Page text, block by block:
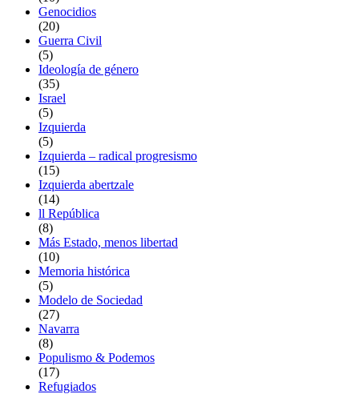
Genocidios
(20)
Guerra Civil
(5)
Ideología de género
(35)
Israel
(5)
Izquierda
(5)
Izquierda – radical progresismo
(15)
Izquierda abertzale
(14)
ll República
(8)
Más Estado, menos libertad
(10)
Memoria histórica
(5)
Modelo de Sociedad
(27)
Navarra
(8)
Populismo & Podemos
(17)
Refugiados